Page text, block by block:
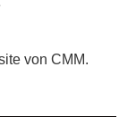
von CMM.